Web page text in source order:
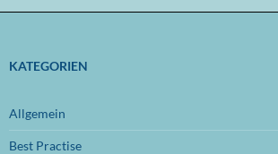
November 2024
KATEGORIEN
Allgemein
Best Practise